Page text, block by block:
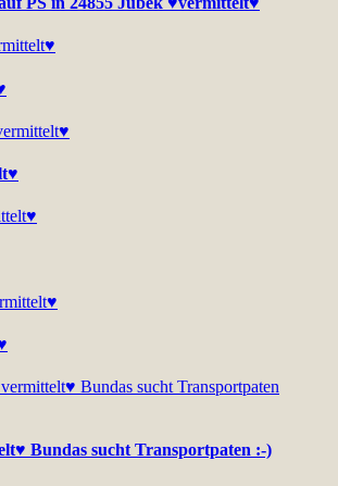
Bundas sucht Transportpaten :-)